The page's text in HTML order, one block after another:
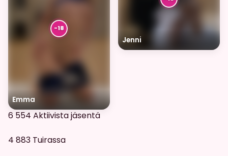
Emma
Jenni
6 554 Aktiivista jäsentä
4 883 Tuirassa